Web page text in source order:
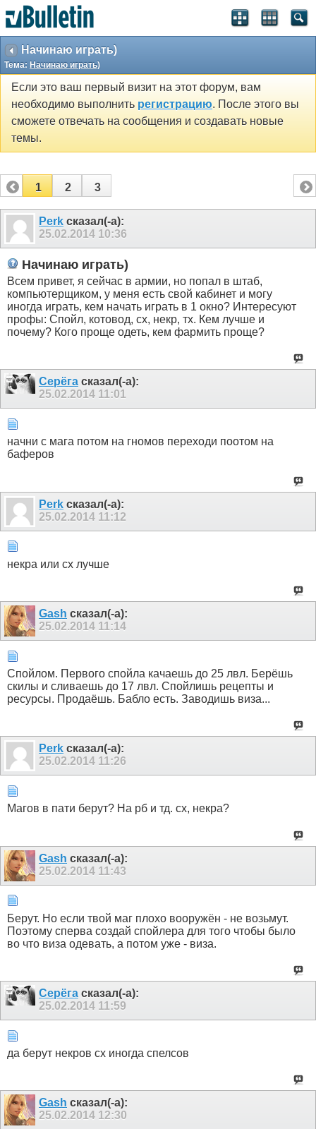
Начинаю играть)
Тема: Начинаю играть)
Если это ваш первый визит на этот форум, вам
необходимо выполнить регистрацию. После этого вы
сможете отвечать на сообщения и создавать новые
темы.
1 2 3
Perk сказал(-а):
25.02.2014 10:36
Начинаю играть)
Всем привет, я сейчас в армии, но попал в штаб,
компьютерщиком, у меня есть свой кабинет и могу
иногда играть, кем начать играть в 1 окно? Интересуют
профы: Спойл, котовод, сх, некр, тх. Кем лучше и
почему? Кого проще одеть, кем фармить проще?
Серёга сказал(-а):
25.02.2014 11:01
начни с мага потом на гномов переходи поотом на
баферов
Perk сказал(-а):
25.02.2014 11:12
некра или сх лучше
Gash сказал(-а):
25.02.2014 11:14
Спойлом. Первого спойла качаешь до 25 лвл. Берёшь
скилы и сливаешь до 17 лвл. Спойлишь рецепты и
ресурсы. Продаёшь. Бабло есть. Заводишь виза...
Perk сказал(-а):
25.02.2014 11:26
Магов в пати берут? На рб и тд. сх, некра?
Gash сказал(-а):
25.02.2014 11:43
Берут. Но если твой маг плохо вооружён - не возьмут.
Поэтому сперва создай спойлера для того чтобы было
во что виза одевать, а потом уже - виза.
Серёга сказал(-а):
25.02.2014 11:59
да берут некров сх иногда спелсов
Gash сказал(-а):
25.02.2014 12:30